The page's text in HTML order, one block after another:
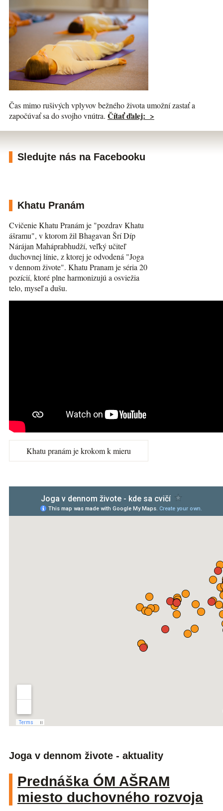
Čas mimo rušivých vplyvov bežného života umožní zastať a
započúvať sa do svojho vnútra. Čítať ďalej: >
Sledujte nás na Facebooku
Khatu Pranám
Cvičenie Khatu Pranám je "pozdrav Khatu
ášramu", v ktorom žil Bhagavan Šrí Díp
Nárájan Maháprabhudží, veľký učiteľ
duchovnej línie, z ktorej je odvodená "Joga
v dennom živote". Khatu Pranam je séria 20
pozícií, ktoré plne harmonizujú a osviežia
telo, myseľ a dušu.
Khatu pranám je krokom k mieru
Joga v dennom živote - aktuality
Prednáška ÓM AŠRAM
miesto duchovného rozvoja